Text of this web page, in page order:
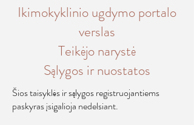
Ikimokyklinio ugdymo portalo
verslas
Teikėjo narystė
Sąlygos ir nuostatos
Šios taisyklės ir sąlygos registruojantiems
paskyras įsigalioja nedelsiant.